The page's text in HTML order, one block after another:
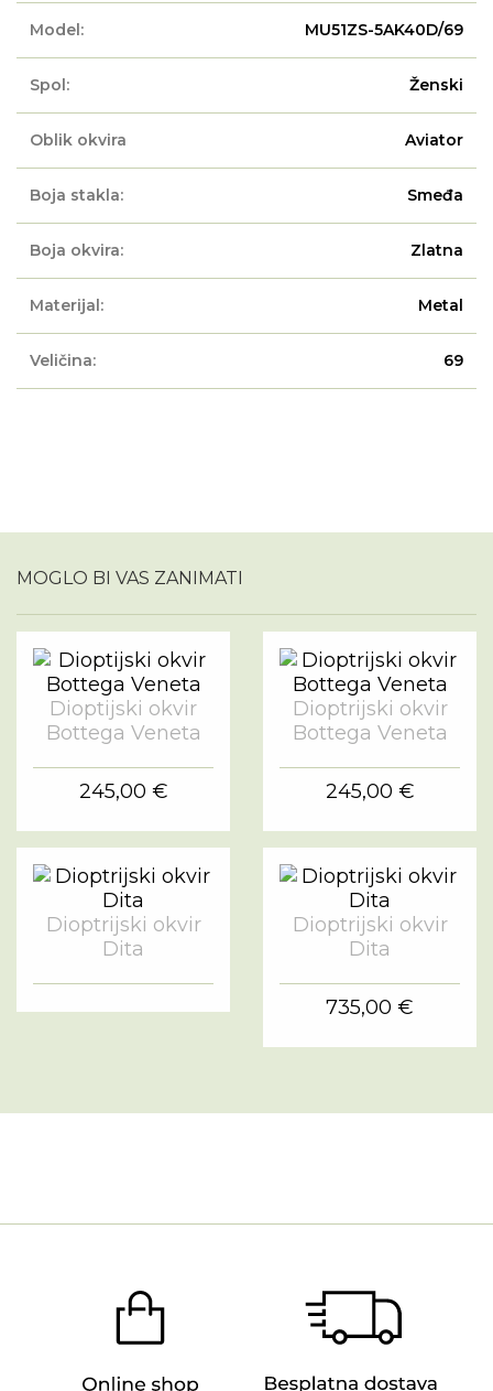
Model: MU51ZS-5AK40D/69
Spol: Ženski
Oblik okvira Aviator
Boja stakla: Smeđa
Boja okvira: Zlatna
Materijal: Metal
Veličina: 69
MOGLO BI VAS ZANIMATI
Dioptijski okvir
Bottega Veneta
245,00 €
Dioptrijski okvir
Bottega Veneta
245,00 €
Dioptrijski okvir
Dita
Dioptrijski okvir
Dita
735,00 €